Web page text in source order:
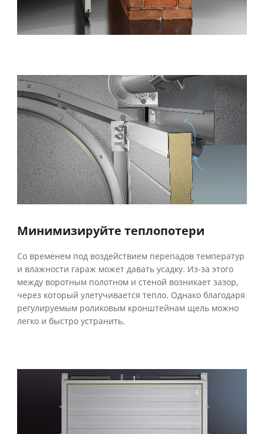
Минимизируйте теплопотери
Со временем под воздействием перепадов температур
и влажности гараж может давать усадку. Из-за этого
между воротным полотном и стеной возникает зазор,
через который улетучивается тепло. Однако благодаря
регулируемым роликовым кронштейнам щель можно
легко и быстро устранить.